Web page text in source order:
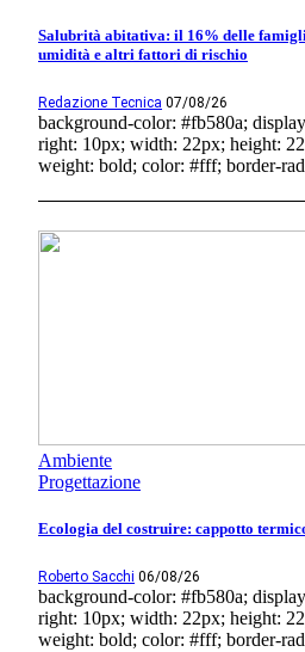
Salubrità abitativa: il 16% delle
umidità e altri fattori di rischio
Redazione Tecnica 07/08/26
background-color: #fb580a;
right: 10px; width: 22px; height:
weight: bold; color: #fff; border-
Ambiente
Progettazione
Ecologia del costruire: cappotto
Roberto Sacchi 06/08/26
background-color: #fb580a;
right: 10px; width: 22px; height:
weight: bold; color: #fff; border-